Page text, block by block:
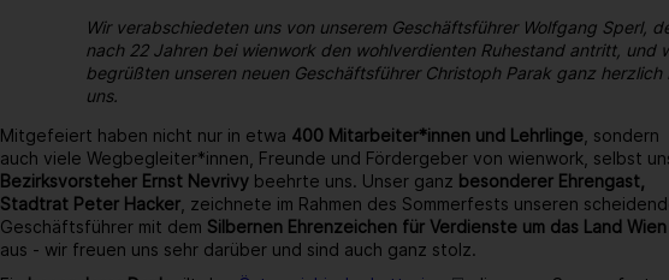
Wir verabschiedeten uns von unserem Geschäftsführer Wolfgang Sperl,
nach 22 Jahren bei wienwork den wohlverdienten Ruhestand antritt, und
begrüßten unseren neuen Geschäftsführer Christoph Parak ganz herzlich
uns.
Mitgefeiert haben nicht nur in etwa 400 Mitarbeiter*innen und Lehrlinge , sondern
auch viele Wegbegleiter*innen, Freunde und Fördergeber von wienwork, selbst
Bezirksvorsteher Ernst Nevrivy beehrte uns. Unser ganz besonderer Ehrengast,
Stadtrat Peter Hacker , zeichnete im Rahmen des Sommerfests unseren
Geschäftsführer mit dem Silbernen Ehrenzeichen für Verdienste um das Land Wien
aus - wir freuen uns sehr darüber und sind auch ganz stolz.